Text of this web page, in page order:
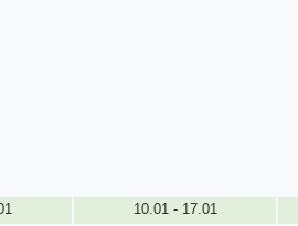
10.01 - 17.01